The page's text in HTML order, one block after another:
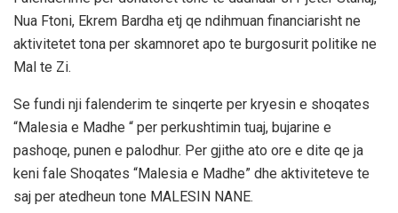
Nua Ftoni, Ekrem Bardha etj qe ndihmuan financiarisht ne
aktivitetet tona per skamnoret apo te burgosurit politike ne
Mal te Zi.
Se fundi nji falenderim te sinqerte per kryesin e shoqates
“Malesia e Madhe “ per perkushtimin tuaj, bujarine e
pashoqe, punen e palodhur. Per gjithe ato ore e dite qe ja
keni fale Shoqates “Malesia e Madhe” dhe aktiviteteve te
saj per atedheun tone MALESIN NANE.